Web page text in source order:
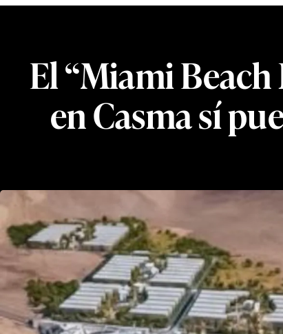
El “Miami
en Casma sí